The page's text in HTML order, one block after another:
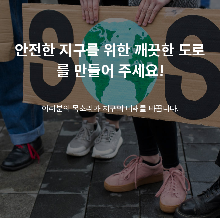
안전한 지구를 위한 깨끗한 도로
를 만들어 주세요!
여러분의 목소리가 지구의 미래를 바꿉니다.